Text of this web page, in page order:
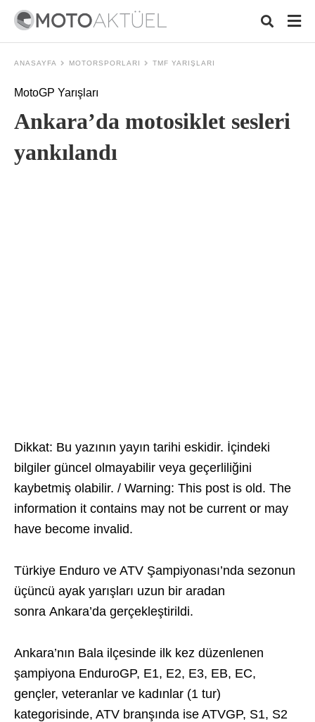
ANASAYFA MOTORSPORLARI TMF YARIŞLARI
MotoGP Yarışları
Ankara’da motosiklet sesleri
yankılandı
Dikkat: Bu yazının yayın tarihi eskidir. İçindeki
bilgiler güncel olmayabilir veya geçerliliğini
kaybetmiş olabilir. / Warning: This post is old. The
information it contains may not be current or may
have become invalid.
Türkiye Enduro ve ATV Şampiyonası’nda sezonun
üçüncü ayak yarışları uzun bir aradan
sonra Ankara’da gerçekleştirildi.
Ankara’nın Bala ilçesinde ilk kez düzenlenen
şampiyona EnduroGP, E1, E2, E3, EB, EC,
gençler, veteranlar ve kadınlar (1 tur)
kategorisinde, ATV branşında ise ATVGP, S1, S2